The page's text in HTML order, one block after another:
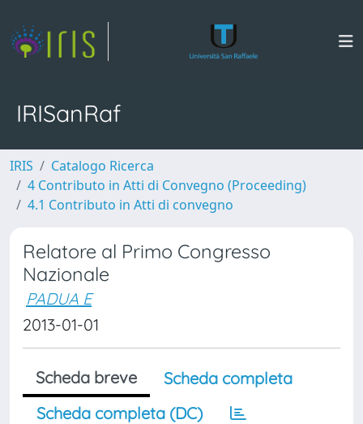
IRISanRaf
IRIS
Catalogo Ricerca
4 Contributo in Atti di Convegno (Proceeding)
4.1 Contributo in Atti di convegno
Relatore al Primo Congresso
Nazionale
PADUA E
2013-01-01
Scheda breve
Scheda completa
Scheda completa (DC)